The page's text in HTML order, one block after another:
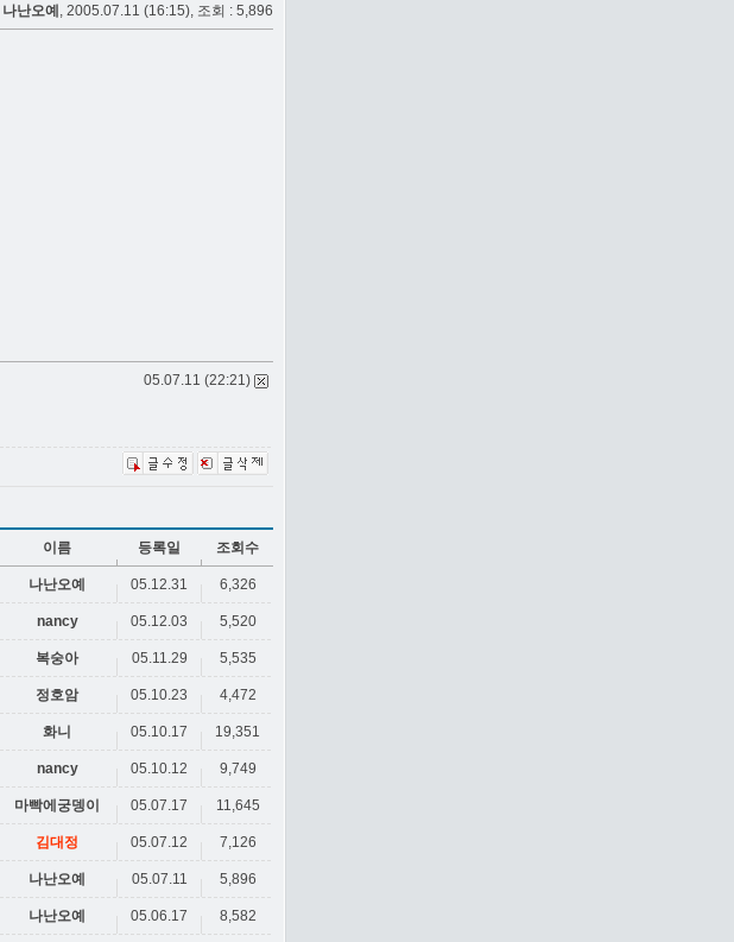
나난오예 , 2005.07.11 (16:15), 조회 : 5,896
05.07.11 (22:21)
이름 등록일 조회수
나난오예 05.12.31 6,326
nancy 05.12.03 5,520
복숭아 05.11.29 5,535
정호암 05.10.23 4,472
화니 05.10.17 19,351
nancy 05.10.12 9,749
마빡에궁뎅이 05.07.17 11,645
김대정 05.07.12 7,126
나난오예 05.07.11 5,896
나난오예 05.06.17 8,582